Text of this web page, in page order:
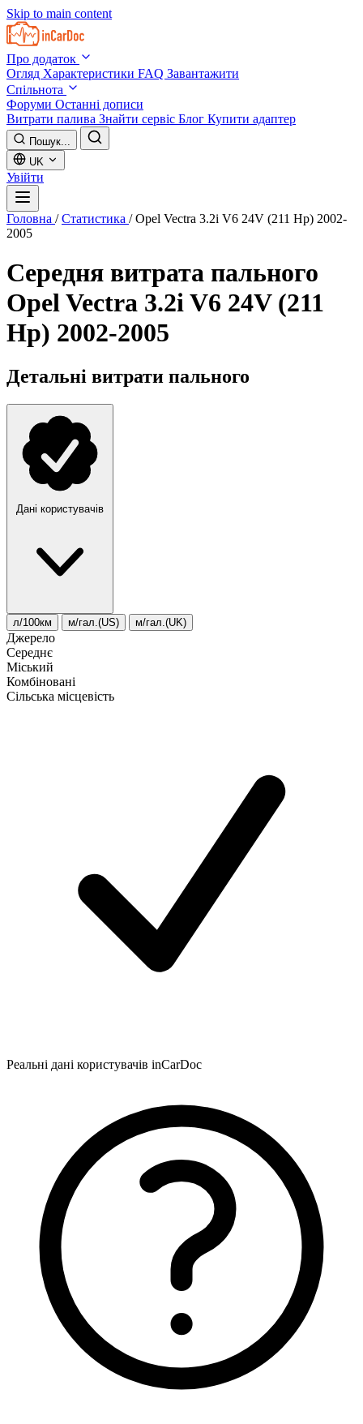
Skip to main content
Про додаток
Огляд Характеристики FAQ Завантажити
Спільнота
Форуми Останні дописи
Витрати палива Знайти сервіс Блог Купити адаптер
Пошук...
UK
Увійти
Головна / Статистика / Opel Vectra 3.2i V6 24V (211 Hp) 2002-
2005
Середня витрата пального
Opel Vectra 3.2i V6 24V (211
Hp) 2002-2005
Детальні витрати пального
Дані користувачів
л/100км м/гал.(US) м/гал.(UK)
Джерело
Середнє
Міський
Комбіновані
Сільська місцевість
Реальні дані користувачів inCarDoc